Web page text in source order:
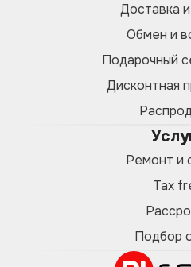
Доставка
Обмен и
Подарочный
Дисконтная
Ремонт и
Tax
Подбор